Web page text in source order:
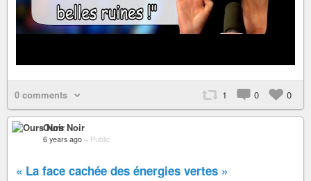
0 comments 1 0 0
Ours Noir
6 years ago – Public
« La face cachée des énergies vertes »